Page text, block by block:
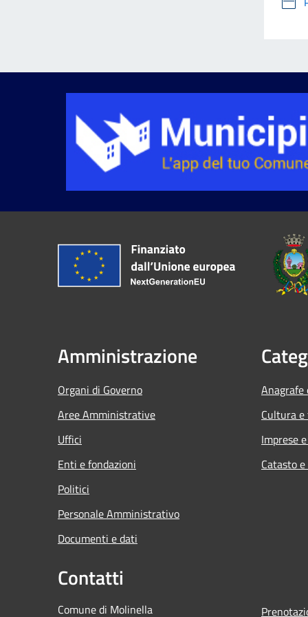
Amministrazione
Organi di Governo
Aree Amministrative
Uffici
Enti e fondazioni
Politici
Personale Amministrativo
Documenti e dati
Cultura
Imprese
Catasto
Contatti
Comune di Molinella